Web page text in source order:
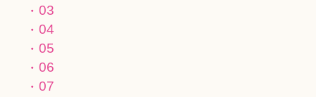
03
04
05
06
07